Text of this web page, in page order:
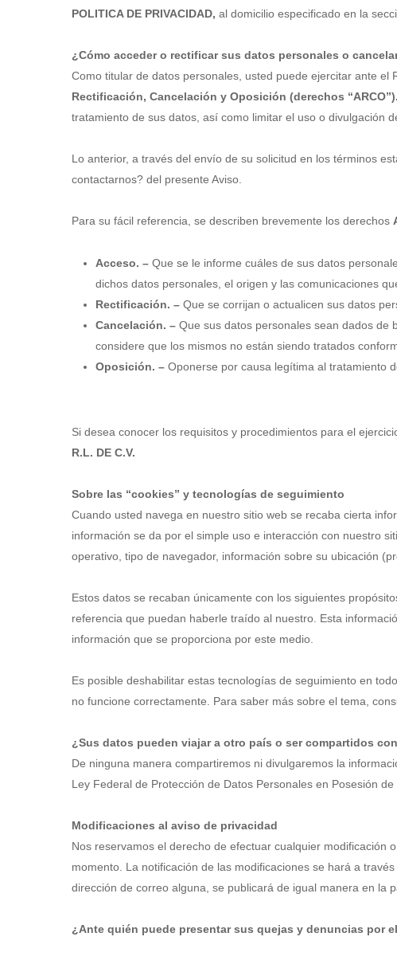
POLITICA DE PRIVACIDAD, al domicilio especificado en la
¿Cómo acceder o rectificar sus datos personales o
Como titular de datos personales, usted puede ejercitar ante el
Rectificación, Cancelación y Oposición (derechos “ARCO”).
tratamiento de sus datos, así como limitar el uso o divulgación
Lo anterior, a través del envío de su solicitud en los términos
contactarnos? del presente Aviso.
Para su fácil referencia, se describen brevemente los derechos
Acceso. – Que se le informe cuáles de sus datos
dichos datos personales, el origen y las comunicaciones
Rectificación. – Que se corrijan o actualicen sus datos
Cancelación. – Que sus datos personales sean dados de
considere que los mismos no están siendo tratados
Oposición. – Oponerse por causa legítima al tratamiento
Si desea conocer los requisitos y procedimientos para el
R.L. DE C.V.
Sobre las “cookies” y tecnologías de seguimiento
Cuando usted navega en nuestro sitio web se recaba cierta
información se da por el simple uso e interacción con nuestro
operativo, tipo de navegador, información sobre su ubicación
Estos datos se recaban únicamente con los siguientes
referencia que puedan haberle traído al nuestro. Esta
información que se proporciona por este medio.
Es posible deshabilitar estas tecnologías de seguimiento en
no funcione correctamente. Para saber más sobre el tema,
¿Sus datos pueden viajar a otro país o ser compartidos
De ninguna manera compartiremos ni divulgaremos la
Ley Federal de Protección de Datos Personales en Posesión
Modificaciones al aviso de privacidad
Nos reservamos el derecho de efectuar cualquier modificación
momento. La notificación de las modificaciones se hará a
dirección de correo alguna, se publicará de igual manera en la
¿Ante quién puede presentar sus quejas y denuncias por